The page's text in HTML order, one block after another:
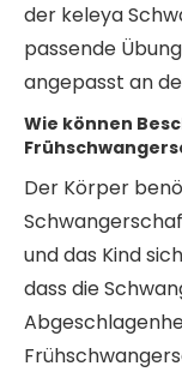
der keleya
passende
angepasst an
Wie können
Der Körper
und das Kind
dass die